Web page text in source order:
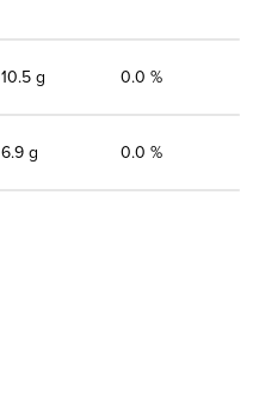
10.5 g 0.0 %
6.9 g 0.0 %